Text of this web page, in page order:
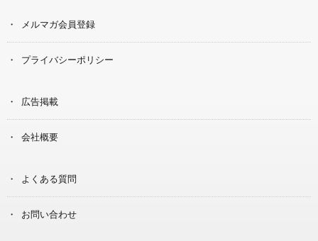
メルマガ会員登録
プライバシーポリシー
広告掲載
会社概要
よくある質問
お問い合わせ